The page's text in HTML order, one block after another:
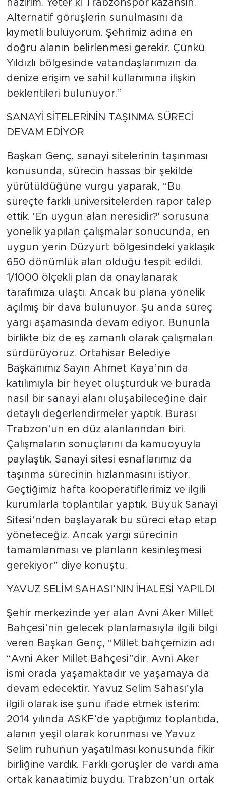
hazırım. Yeter ki Trabzonspor kazansın.
Alternatif görüşlerin sunulmasını da
kıymetli buluyorum. Şehrimiz adına en
doğru alanın belirlenmesi gerekir. Çünkü
Yıldızlı bölgesinde vatandaşlarımızın da
denize erişim ve sahil kullanımına ilişkin
beklentileri bulunuyor.”
SANAYİ SİTELERİNİN TAŞINMA SÜRECİ
DEVAM EDİYOR
Başkan Genç, sanayi sitelerinin taşınması
konusunda, sürecin hassas bir şekilde
yürütüldüğüne vurgu yaparak, “Bu
süreçte farklı üniversitelerden rapor talep
ettik. 'En uygun alan neresidir?' sorusuna
yönelik yapılan çalışmalar sonucunda, en
uygun yerin Düzyurt bölgesindeki yaklaşık
650 dönümlük alan olduğu tespit edildi.
1/1000 ölçekli plan da onaylanarak
tarafımıza ulaştı. Ancak bu plana yönelik
açılmış bir dava bulunuyor. Şu anda süreç
yargı aşamasında devam ediyor. Bununla
birlikte biz de eş zamanlı olarak çalışmaları
sürdürüyoruz. Ortahisar Belediye
Başkanımız Sayın Ahmet Kaya’nın da
katılımıyla bir heyet oluşturduk ve burada
nasıl bir sanayi alanı oluşabileceğine dair
detaylı değerlendirmeler yaptık. Burası
Trabzon’un en düz alanlarından biri.
Çalışmaların sonuçlarını da kamuoyuyla
paylaştık. Sanayi sitesi esnaflarımız da
taşınma sürecinin hızlanmasını istiyor.
Geçtiğimiz hafta kooperatiflerimiz ve ilgili
kurumlarla toplantılar yaptık. Büyük Sanayi
Sitesi’nden başlayarak bu süreci etap etap
yöneteceğiz. Ancak yargı sürecinin
tamamlanması ve planların kesinleşmesi
gerekiyor” diye konuştu.
YAVUZ SELİM SAHASI’NIN İHALESİ YAPILDI
Şehir merkezinde yer alan Avni Aker Millet
Bahçesi’nin gelecek planlamasıyla ilgili bilgi
veren Başkan Genç, “Millet bahçemizin adı
“Avni Aker Millet Bahçesi”dir. Avni Aker
ismi orada yaşamaktadır ve yaşamaya da
devam edecektir. Yavuz Selim Sahası’yla
ilgili olarak ise şunu ifade etmek isterim:
2014 yılında ASKF’de yaptığımız toplantıda,
alanın yeşil olarak korunması ve Yavuz
Selim ruhunun yaşatılması konusunda fikir
birliğine vardık. Farklı görüşler de vardı ama
ortak kanaatimiz buydu. Trabzon’un ortak